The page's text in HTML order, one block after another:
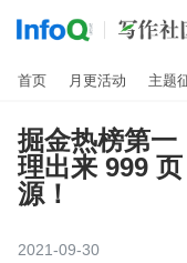
首页 月更活动 主题
掘金热榜第一
理出来 999
源！
2021-09-30